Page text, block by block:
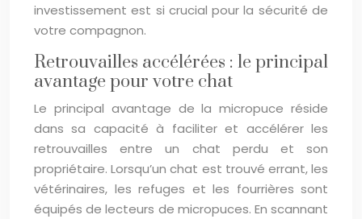
investissement est si crucial pour la sécurité de
votre compagnon.
Retrouvailles accélérées : le principal
avantage pour votre chat
Le principal avantage de la micropuce réside
dans sa capacité à faciliter et accélérer les
retrouvailles entre un chat perdu et son
propriétaire. Lorsqu’un chat est trouvé errant, les
vétérinaires, les refuges et les fourrières sont
équipés de lecteurs de micropuces. En scannant